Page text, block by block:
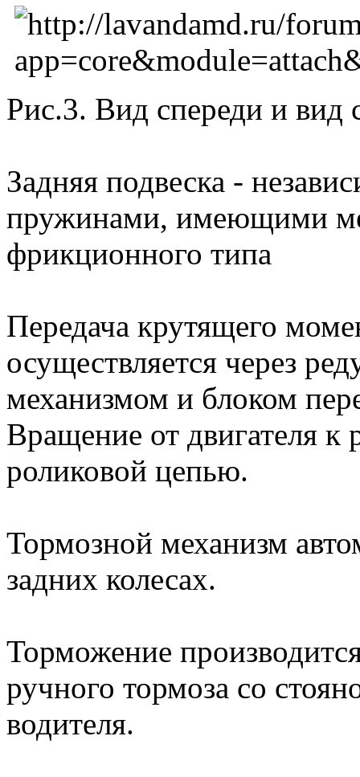
Рис.3. Вид спереди и вид
Задняя подвеска -
пружинами, имеющими
фрикционного типа
Передача крутящего
осуществляется через
механизмом и блоком
Вращение от двигателя к
роликовой цепью.
Тормозной механизм
задних колесах.
Торможение
ручного тормоза со
водителя.